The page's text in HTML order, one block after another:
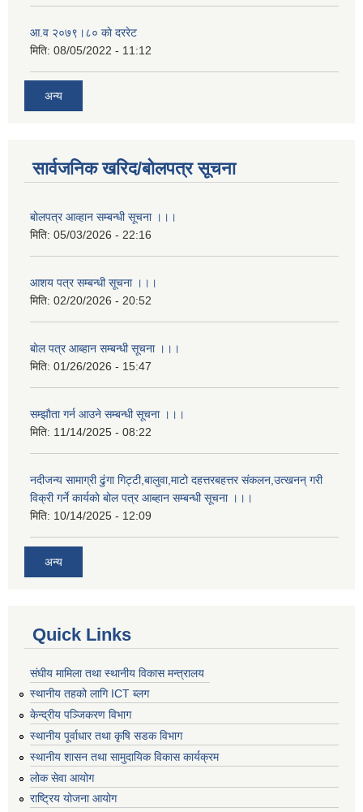
आ.व २०७९।८० काे दररेट
मिति: 08/05/2022 - 11:12
अन्य
सार्वजनिक खरिद/बोलपत्र सूचना
बोलपत्र आव्हान सम्बन्धी सूचना ।।।
मिति: 05/03/2026 - 22:16
आशय पत्र सम्बन्धी सूचना ।।।
मिति: 02/20/2026 - 20:52
बाेल पत्र आब्हान सम्बन्धी सूचना ।।।
मिति: 01/26/2026 - 15:47
सम्झाैता गर्न आउने सम्बन्धी सूचना ।।।
मिति: 11/14/2025 - 08:22
नदीजन्य सामाग्री ढुंगा गिट्टी,बालुवा,माटो दहत्तरबहत्तर संकलन,उत्खनन् गरी
विक्री गर्ने कार्यकाे बोल पत्र आब्हान सम्बन्धी सूचना ।।।
मिति: 10/14/2025 - 12:09
अन्य
Quick Links
संघीय मामिला तथा स्थानीय विकास मन्त्रालय
स्थानीय तहको लागि ICT ब्लग
केन्द्रीय पञ्जिकरण विभाग
स्थानीय पूर्वाधार तथा कृषि सडक विभाग
स्थानीय शासन तथा सामुदायिक विकास कार्यक्रम
लोक सेवा आयोग
राष्ट्रिय योजना आयोग